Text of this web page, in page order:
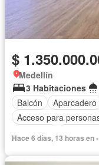
$
Medellín
3 Habitaciones
Balcón
Aparcadero
Acceso para
Hace 6 días, 13 horas en